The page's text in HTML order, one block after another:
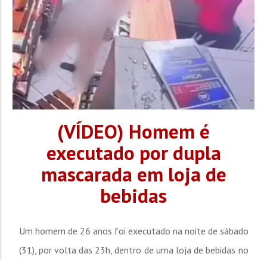
(VÍDEO) Homem é
executado por dupla
mascarada em loja de
bebidas
Um homem de 26 anos foi executado na noite de sábado
(31), por volta das 23h, dentro de uma loja de bebidas no